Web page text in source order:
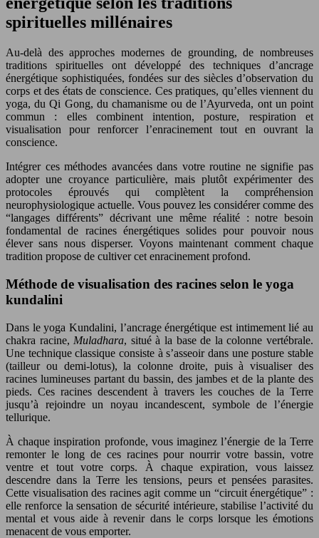
spirituelles millénaires
Au-delà des approches modernes de grounding, de nombreuses
traditions spirituelles ont développé des techniques d’ancrage
énergétique sophistiquées, fondées sur des siècles d’observation du
corps et des états de conscience. Ces pratiques, qu’elles viennent du
yoga, du Qi Gong, du chamanisme ou de l’Ayurveda, ont un point
commun : elles combinent intention, posture, respiration et
visualisation pour renforcer l’enracinement tout en ouvrant la
conscience.
Intégrer ces méthodes avancées dans votre routine ne signifie pas
adopter une croyance particulière, mais plutôt expérimenter des
protocoles éprouvés qui complètent la compréhension
neurophysiologique actuelle. Vous pouvez les considérer comme des
“langages différents” décrivant une même réalité : notre besoin
fondamental de racines énergétiques solides pour pouvoir nous
élever sans nous disperser. Voyons maintenant comment chaque
tradition propose de cultiver cet enracinement profond.
Méthode de visualisation des racines selon le yoga
kundalini
Dans le yoga Kundalini, l’ancrage énergétique est intimement lié au
chakra racine, Muladhara, situé à la base de la colonne vertébrale.
Une technique classique consiste à s’asseoir dans une posture stable
(tailleur ou demi-lotus), la colonne droite, puis à visualiser des
racines lumineuses partant du bassin, des jambes et de la plante des
pieds. Ces racines descendent à travers les couches de la Terre
jusqu’à rejoindre un noyau incandescent, symbole de l’énergie
tellurique.
À chaque inspiration profonde, vous imaginez l’énergie de la Terre
remonter le long de ces racines pour nourrir votre bassin, votre
ventre et tout votre corps. À chaque expiration, vous laissez
descendre dans la Terre les tensions, peurs et pensées parasites.
Cette visualisation des racines agit comme un “circuit énergétique” :
elle renforce la sensation de sécurité intérieure, stabilise l’activité du
mental et vous aide à revenir dans le corps lorsque les émotions
menacent de vous emporter.